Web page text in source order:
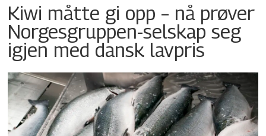
Kiwi måtte gi opp – nå prøver
Norgesgruppen-selskap seg
igjen med dansk lavpris